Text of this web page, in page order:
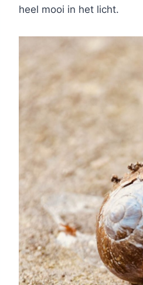
heel mooi in het licht.